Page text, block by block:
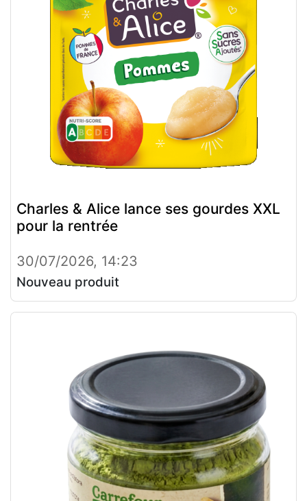
Charles & Alice lance ses gourdes XXL
pour la rentrée
30/07/2026, 14:23
Nouveau produit